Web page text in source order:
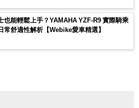
也能輕鬆上手？YAMAHA YZF-R9 實際騎乘
常舒適性解析【Webike愛車精選】